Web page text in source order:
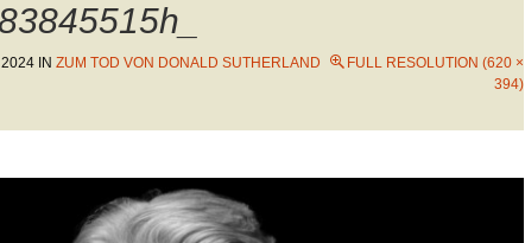
IN ZUM TOD VON DONALD SUTHERLAND
FULL RESOLUTION (620 ×
394)